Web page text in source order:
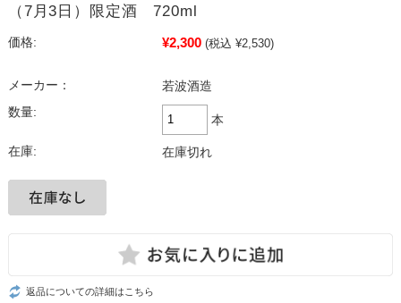
（7月3日）限定酒 720ml
価格: ¥2,300 (税込 ¥2,530)
メーカー：
若波酒造
数量:
本
在庫: 在庫切れ
返品についての詳細はこちら